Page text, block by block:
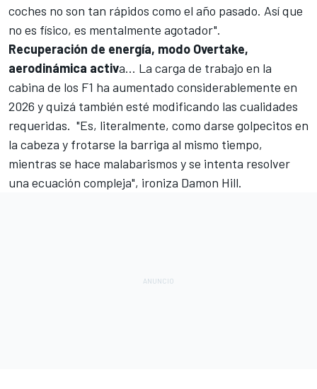
coches no son tan rápidos como el año pasado. Así que
no es físico, es mentalmente agotador".
Recuperación de energía, modo Overtake,
aerodinámica activa... La carga de trabajo en la
cabina de los F1 ha aumentado considerablemente en
2026 y quizá también esté modificando las cualidades
requeridas. "Es, literalmente, como darse golpecitos en
la cabeza y frotarse la barriga al mismo tiempo,
mientras se hace malabarismos y se intenta resolver
una ecuación compleja", ironiza Damon Hill.